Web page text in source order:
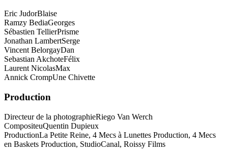
Eric JudorBlaise
Ramzy BediaGeorges
Sébastien TellierPrisme
Jonathan LambertSerge
Vincent BelorgayDan
Sebastian AkchoteFélix
Laurent NicolasMax
Annick CrompUne Chivette
Production
Directeur de la photographieRiego Van Werch
CompositeuQuentin Dupieux
ProductionLa Petite Reine, 4 Mecs à Lunettes Production, 4 Mecs
en Baskets Production, StudioCanal, Roissy Films